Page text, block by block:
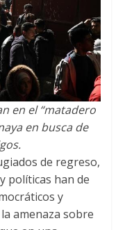
en el “matadero
en busca de
de regreso,
políticas han de
y
amenaza sobre